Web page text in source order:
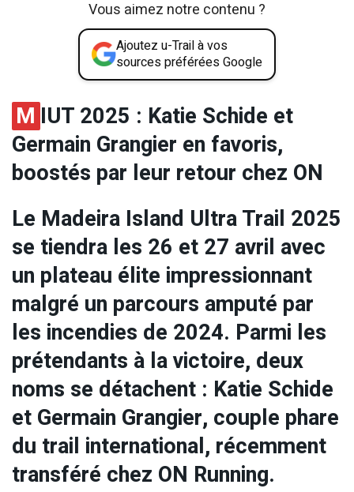
Vous aimez notre contenu ?
Ajoutez u-Trail à vos
sources préférées Google
M IUT 2025 : Katie Schide et
Germain Grangier en favoris,
boostés par leur retour chez ON
Le Madeira Island Ultra Trail 2025
se tiendra les 26 et 27 avril avec
un plateau élite impressionnant
malgré un parcours amputé par
les incendies de 2024. Parmi les
prétendants à la victoire, deux
noms se détachent : Katie Schide
et Germain Grangier, couple phare
du trail international, récemment
transféré chez ON Running.